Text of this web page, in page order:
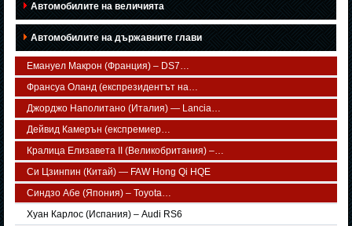
Автомобилите на величията
Автомобилите на държавните глави
Емануел Макрон (Франция) – DS7…
Франсуа Оланд (експрезидентът на…
Джорджо Наполитано (Италия) — Lancia…
Дейвид Камерън (експремиер…
Кралица Елизавета II (Великобритания) –…
Си Цзинпин (Китай) — FAW Hong Qi HQE
Синдзо Абе (Япония) – Toyota…
Хуан Карлос (Испания) – Audi RS6